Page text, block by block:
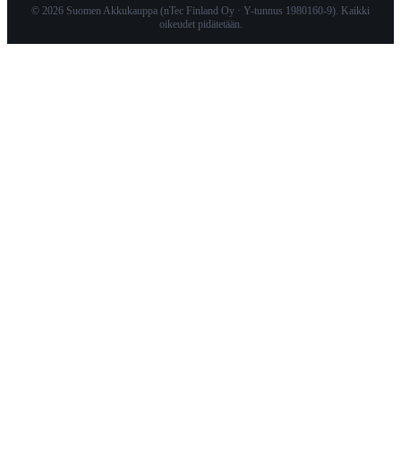
© 2026 Suomen Akkukauppa (nTec Finland Oy · Y-tunnus 1980160-9). Kaikki
oikeudet pidätetään.